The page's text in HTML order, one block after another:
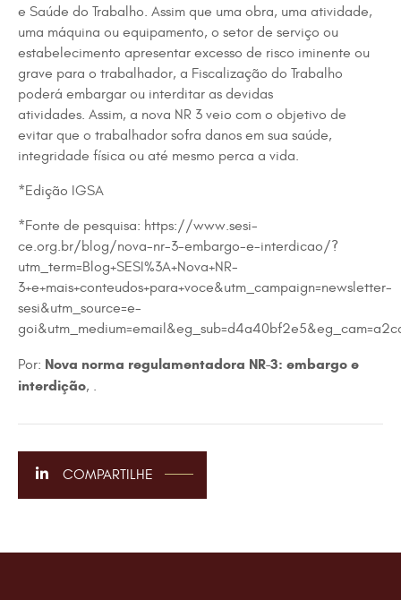
e Saúde do Trabalho. Assim que uma obra, uma atividade,
uma máquina ou equipamento, o setor de serviço ou
estabelecimento apresentar excesso de risco iminente ou
grave para o trabalhador, a Fiscalização do Trabalho
poderá embargar ou interditar as devidas
atividades. Assim, a nova NR 3 veio com o objetivo de
evitar que o trabalhador sofra danos em sua saúde,
integridade física ou até mesmo perca a vida.
*Edição IGSA
*Fonte de pesquisa: https://www.sesi-
ce.org.br/blog/nova-nr-3-embargo-e-interdicao/?
utm_term=Blog+SESI%3A+Nova+NR-
3+e+mais+conteudos+para+voce&utm_campaign=newsletter-
sesi&utm_source=e-
Por: Nova norma regulamentadora NR-3: embargo e
interdição, .
COMPARTILHE